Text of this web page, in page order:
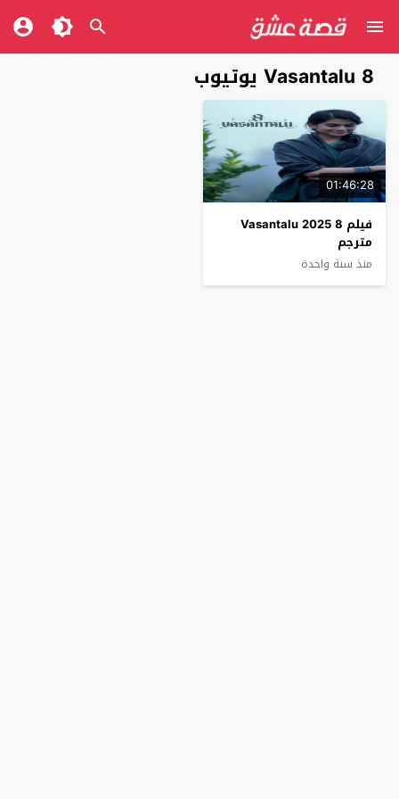
8 Vasantalu يوتيوب
01:46:28
فيلم 8 Vasantalu 2025
مترجم
منذ سنة واحدة